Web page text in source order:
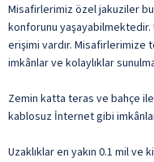
Misafirlerimiz özel jakuziler
konforunu
erişimi vardır. Misafirlerimize
imkânlar ve kolaylıklar
Zemin katta teras ve bahçe ile
kablosuz İnternet gibi
Uzaklıklar en yakın 0.1 mil